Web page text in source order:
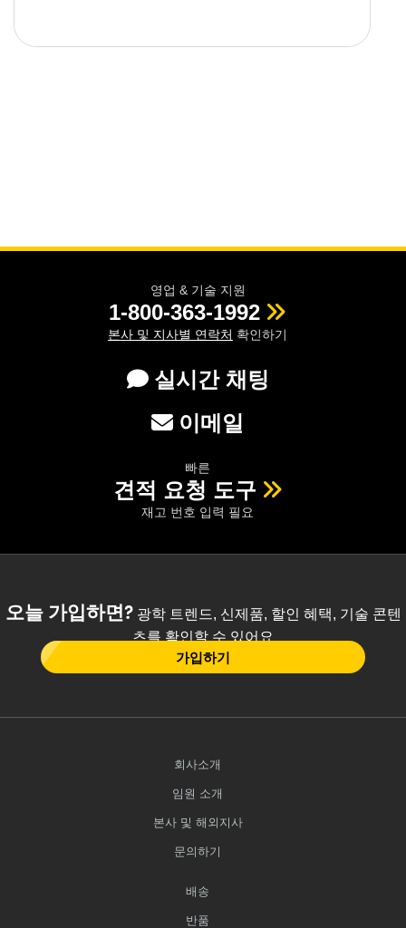
영업 & 기술 지원
1-800-363-1992
본사 및 지사별 연락처 확인하기
실시간 채팅
이메일
빠른
견적 요청 도구
재고 번호 입력 필요
오늘 가입하면?광학 트렌드, 신제품, 할인 혜택, 기술 콘텐
츠를 확인할 수 있어요
가입하기
회사소개
임원 소개
본사 및 해외지사
문의하기
배송
반품